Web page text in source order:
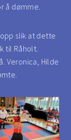
å dømme.
slik at dette
til Råholt.
Veronica, Hilde